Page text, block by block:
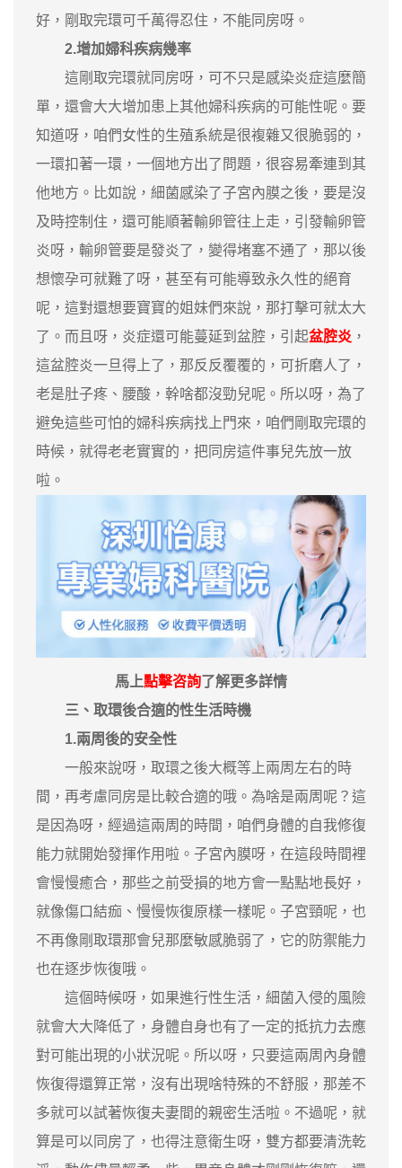
好，剛取完環可千萬得忍住，不能同房呀。
2.增加婦科疾病幾率
這剛取完環就同房呀，可不只是感染炎症這麼簡
單，還會大大增加患上其他婦科疾病的可能性呢。要
知道呀，咱們女性的生殖系統是很複雜又很脆弱的，
一環扣著一環，一個地方出了問題，很容易牽連到其
他地方。比如說，細菌感染了子宮內膜之後，要是沒
及時控制住，還可能順著輸卵管往上走，引發輸卵管
炎呀，輸卵管要是發炎了，變得堵塞不通了，那以後
想懷孕可就難了呀，甚至有可能導致永久性的絕育
呢，這對還想要寶寶的姐妹們來說，那打擊可就太大
了。而且呀，炎症還可能蔓延到盆腔，引起盆腔炎 ，
這盆腔炎一旦得上了，那反反覆覆的，可折磨人了，
老是肚子疼、腰酸，幹啥都沒勁兒呢。所以呀，為了
避免這些可怕的婦科疾病找上門來，咱們剛取完環的
時候，就得老老實實的，把同房這件事兒先放一放
啦。
馬上點擊咨詢了解更多詳情
三、取環後合適的性生活時機
1.兩周後的安全性
一般來說呀，取環之後大概等上兩周左右的時
間，再考慮同房是比較合適的哦。為啥是兩周呢？這
是因為呀，經過這兩周的時間，咱們身體的自我修復
能力就開始發揮作用啦。子宮內膜呀，在這段時間裡
會慢慢癒合，那些之前受損的地方會一點點地長好，
就像傷口結痂、慢慢恢復原樣一樣呢。子宮頸呢，也
不再像剛取環那會兒那麼敏感脆弱了，它的防禦能力
也在逐步恢復哦。
這個時候呀，如果進行性生活，細菌入侵的風險
就會大大降低了，身體自身也有了一定的抵抗力去應
對可能出現的小狀況呢。所以呀，只要這兩周內身體
恢復得還算正常，沒有出現啥特殊的不舒服，那差不
多就可以試著恢復夫妻間的親密生活啦。不過呢，就
算是可以同房了，也得注意衛生呀，雙方都要清洗乾